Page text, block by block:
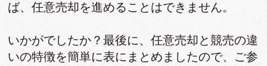
ば、任意売却を進めることはできません。
いかがでしたか？最後に、任意売却と競売の違
いの特徴を簡単に表にまとめましたので、ご参